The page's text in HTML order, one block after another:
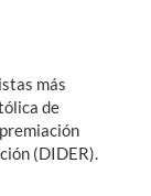
más
de
(DIDER).